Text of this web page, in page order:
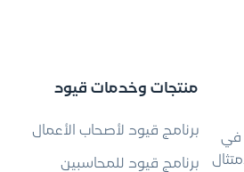
في
منتجات وخدمات قيود
برنامج قيود لأصحاب الأعمال
برنامج قيود للمحاسبين